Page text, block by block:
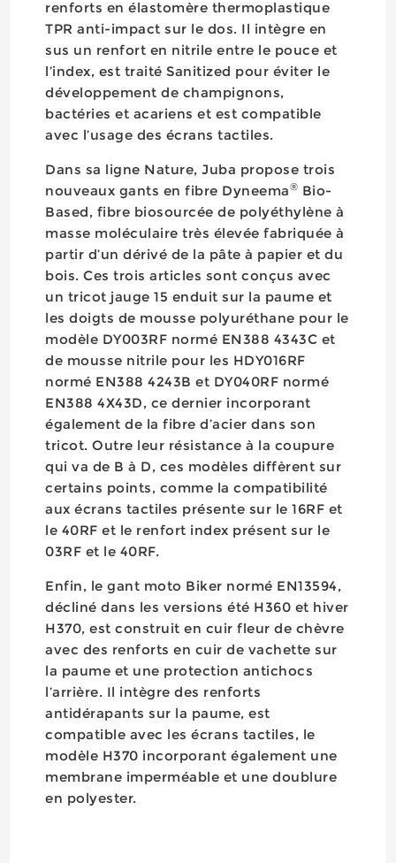
renforts en élastomère thermoplastique
TPR anti-impact sur le dos. Il intègre en
sus un renfort en nitrile entre le pouce et
l’index, est traité Sanitized pour éviter le
développement de champignons,
bactéries et acariens et est compatible
avec l’usage des écrans tactiles.
Dans sa ligne Nature, Juba propose trois
nouveaux gants en fibre Dyneema® Bio-
Based, fibre biosourcée de polyéthylène à
masse moléculaire très élevée fabriquée à
partir d’un dérivé de la pâte à papier et du
bois. Ces trois articles sont conçus avec
un tricot jauge 15 enduit sur la paume et
les doigts de mousse polyuréthane pour le
modèle DY003RF normé EN388 4343C et
de mousse nitrile pour les HDY016RF
normé EN388 4243B et DY040RF normé
EN388 4X43D, ce dernier incorporant
également de la fibre d’acier dans son
tricot. Outre leur résistance à la coupure
qui va de B à D, ces modèles diffèrent sur
certains points, comme la compatibilité
aux écrans tactiles présente sur le 16RF et
le 40RF et le renfort index présent sur le
03RF et le 40RF.
Enfin, le gant moto Biker normé EN13594,
décliné dans les versions été H360 et hiver
H370, est construit en cuir fleur de chèvre
avec des renforts en cuir de vachette sur
la paume et une protection antichocs
l’arrière. Il intègre des renforts
antidérapants sur la paume, est
compatible avec les écrans tactiles, le
modèle H370 incorporant également une
membrane imperméable et une doublure
en polyester.